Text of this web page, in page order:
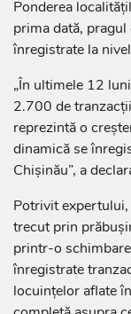
Ponderea
prima dată,
înregistrate la
„În ultimele 12
2.700 de
reprezintă o
dinamică se
Chișinău”, a
Potrivit expertului,
trecut prin
printr-o
înregistrate
locuințelor aflate